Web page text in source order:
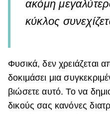
ακόμη
κύκλος
Φυσικά, δεν χρειάζεται
δοκιμάσει μια
βιώσετε αυτό. Το να
δικούς σας κανόνες